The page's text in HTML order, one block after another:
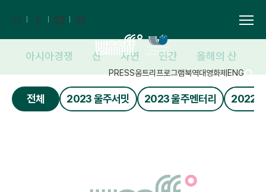
PRESS움트리프로그램북역대영화제ENG
아시아경쟁 산 자연 인간 올해의 산
전체 2023 울주서밋 2023 울주멘터리 2022